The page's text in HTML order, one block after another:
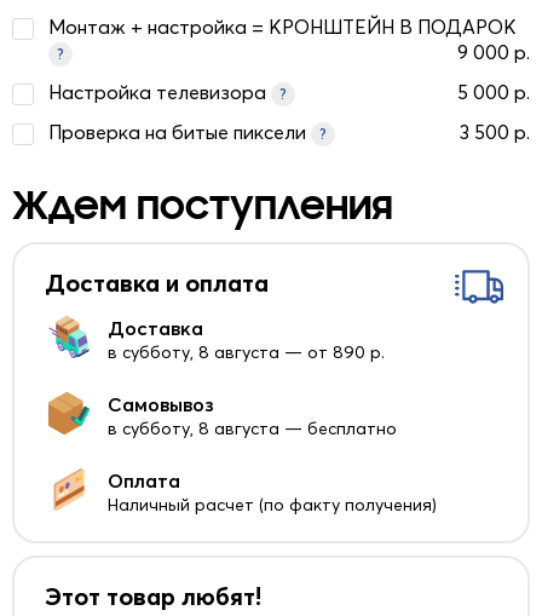
Монтаж + настройка = КРОНШТЕЙН В ПОДАРОК
?
9 000 р.
Настройка телевизора
?
5 000 р.
Проверка на битые пиксели
? 3 500 р.
Ждем поступления
Доставка и оплата
Доставка
в субботу, 8 августа — от 890 р.
Самовывоз
в субботу, 8 августа — бесплатно
Оплата
Наличный расчет (по факту получения)
Этот товар любят!